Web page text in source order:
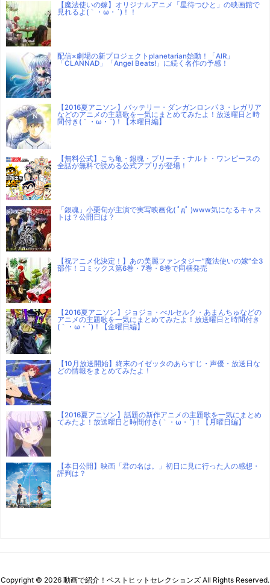
【魔法使いの嫁】オリジナルアニメ「星待つひと」の映画館で
見れるよ(｀・ω・´)！！
配信×劇場の新プロジェクトplanetarian始動！「AIR」
「CLANNAD」「Angel Beats!」に続く名作の予感！
【2016夏アニソン】バッテリー・ダンガンロンパ３・レガリア
などのアニメの主題歌を一気にまとめてみたよ！放送曜日と時
間付き(｀・ω・´)！【木曜日編】
【無料公式】こち亀・銀魂・ブリーチ・ナルト・ワンピースの
全話が無料で読める公式アプリが登場！
「銀魂」小栗旬が主演で実写映画化( ﾟдﾟ )www気になるキャス
トは？公開日は？
【祝アニメ化決定！】あの美麗ファンタジー”魔法使いの嫁”全3
部作！コミックス第6巻・7巻・8巻で同梱発売
【2016夏アニソン】ジョジョ・べルセルク・あまんちゅなどの
アニメの主題歌を一気にまとめてみたよ！放送曜日と時間付き
(｀・ω・´)！【金曜日編】
【10月放送開始】終末のイゼッタのあらすじ・声優・放送日な
どの情報をまとめてみたよ！
【2016夏アニソン】話題の新作アニメの主題歌を一気にまとめ
てみたよ！放送曜日と時間付き(｀・ω・´)！【月曜日編】
【本日公開】映画「君の名は。」初日に見に行った人の感想・
評判は？
Copyright © 2026 動画で紹介！ベストヒットセレクションズ All Rights Reserved.